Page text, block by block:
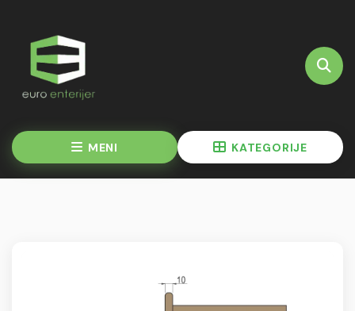
MENI KATEGORIJE